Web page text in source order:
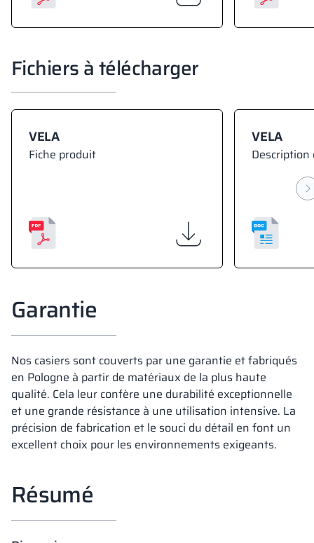
Fichiers à télécharger
VELA
Fiche produit
VELA
Garantie
Nos casiers sont couverts par une garantie et fabriqués
en Pologne à partir de matériaux de la plus haute
qualité. Cela leur confère une durabilité exceptionnelle
et une grande résistance à une utilisation intensive. La
précision de fabrication et le souci du détail en font un
excellent choix pour les environnements exigeants.
Résumé